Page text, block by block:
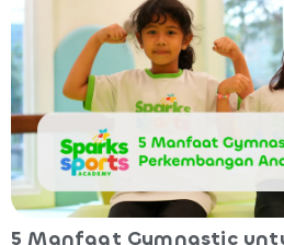
5 Manfaat Gymnastic